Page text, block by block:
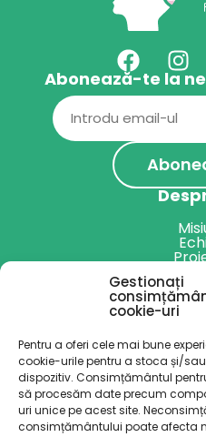
Gestionați
cookie-uri
Pentru a oferi cele mai bune
cookie-urile pentru a stoca și/
dispozitiv. Consimțământul
să procesăm date precum
uri unice pe acest site.
consimțământului poate afecta
Abonează-te la
Email
(Required)
Harta